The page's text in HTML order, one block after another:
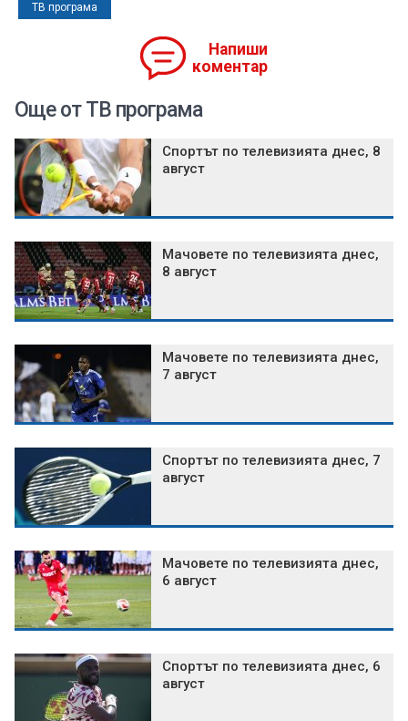
ТВ програма
Напиши
коментар
Още от ТВ програма
Спортът по телевизията днес, 8
август
Мачовете по телевизията днес,
8 август
Мачовете по телевизията днес,
7 август
Спортът по телевизията днес, 7
август
Мачовете по телевизията днес,
6 август
Спортът по телевизията днес, 6
август